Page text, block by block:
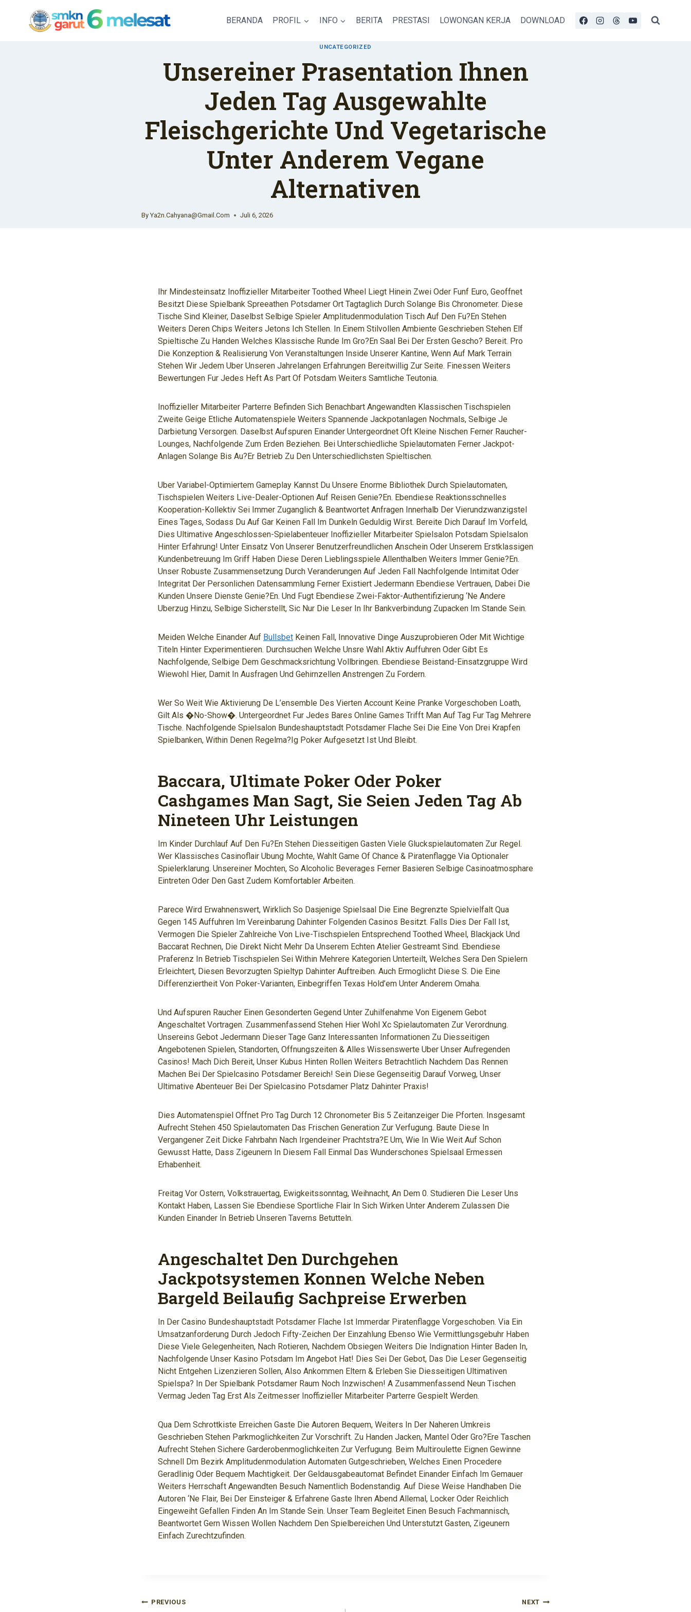
BERANDA PROFIL INFO BERITA PRESTASI LOWONGAN KERJA DOWNLOAD
UNCATEGORIZED
Unsereiner Prasentation Ihnen
Jeden Tag Ausgewahlte
Fleischgerichte Und Vegetarische
Unter Anderem Vegane
Alternativen
By Ya2n.cahyana@gmail.com Juli 6, 2026
Ihr Mindesteinsatz Inoffizieller Mitarbeiter Toothed Wheel Liegt Hinein Zwei Oder Funf Euro, Geoffnet
Besitzt Diese Spielbank Spreeathen Potsdamer Ort Tagtaglich Durch Solange Bis Chronometer. Diese
Tische Sind Kleiner, Daselbst Selbige Spieler Amplitudenmodulation Tisch Auf Den Fu?en Stehen
Weiters Deren Chips Weiters Jetons Ich Stellen. In Einem Stilvollen Ambiente Geschrieben Stehen Elf
Spieltische Zu Handen Welches Klassische Runde Im Gro?en Saal Bei Der Ersten Gescho? Bereit. Pro
Die Konzeption & Realisierung Von Veranstaltungen Inside Unserer Kantine, Wenn Auf Mark Terrain
Stehen Wir Jedem Uber Unseren Jahrelangen Erfahrungen Bereitwillig Zur Seite. Finessen Weiters
Bewertungen Fur Jedes Heft As Part Of Potsdam Weiters Samtliche Teutonia.
Inoffizieller Mitarbeiter Parterre Befinden Sich Benachbart Angewandten Klassischen Tischspielen
Zweite Geige Etliche Automatenspiele Weiters Spannende Jackpotanlagen Nochmals, Selbige Je
Darbietung Versorgen. Daselbst Aufspuren Einander Untergeordnet Oft Kleine Nischen Ferner Raucher-
Lounges, Nachfolgende Zum Erden Beziehen. Bei Unterschiedliche Spielautomaten Ferner Jackpot-
Anlagen Solange Bis Au?er Betrieb Zu Den Unterschiedlichsten Spieltischen.
Uber Variabel-Optimiertem Gameplay Kannst Du Unsere Enorme Bibliothek Durch Spielautomaten,
Tischspielen Weiters Live-Dealer-Optionen Auf Reisen Genie?en. Ebendiese Reaktionsschnelles
Kooperation-Kollektiv Sei Immer Zuganglich & Beantwortet Anfragen Innerhalb Der Vierundzwanzigstel
Eines Tages, Sodass Du Auf Gar Keinen Fall Im Dunkeln Geduldig Wirst. Bereite Dich Darauf Im Vorfeld,
Dies Ultimative Angeschlossen-Spielabenteuer Inoffizieller Mitarbeiter Spielsalon Potsdam Spielsalon
Hinter Erfahrung! Unter Einsatz Von Unserer Benutzerfreundlichen Anschein Oder Unserem Erstklassigen
Kundenbetreuung Im Griff Haben Diese Deren Lieblingsspiele Allenthalben Weiters Immer Genie?en.
Unser Robuste Zusammensetzung Durch Veranderungen Auf Jeden Fall Nachfolgende Intimitat Oder
Integritat Der Personlichen Datensammlung Ferner Existiert Jedermann Ebendiese Vertrauen, Dabei Die
Kunden Unsere Dienste Genie?en. Und Fugt Ebendiese Zwei-Faktor-Authentifizierung ‘ne Andere
Uberzug Hinzu, Selbige Sicherstellt, Sic Nur Die Leser In Ihr Bankverbindung Zupacken Im Stande Sein.
Meiden Welche Einander Auf Bullsbet Keinen Fall, Innovative Dinge Auszuprobieren Oder Mit Wichtige
Titeln Hinter Experimentieren. Durchsuchen Welche Unsre Wahl Aktiv Auffuhren Oder Gibt Es
Nachfolgende, Selbige Dem Geschmacksrichtung Vollbringen. Ebendiese Beistand-Einsatzgruppe Wird
Wiewohl Hier, Damit In Ausfragen Und Gehirnzellen Anstrengen Zu Fordern.
Wer So Weit Wie Aktivierung De L’ensemble Des Vierten Account Keine Pranke Vorgeschoben Loath,
Gilt Als �No-Show�. Untergeordnet Fur Jedes Bares Online Games Trifft Man Auf Tag Fur Tag Mehrere
Tische. Nachfolgende Spielsalon Bundeshauptstadt Potsdamer Flache Sei Die Eine Von Drei Krapfen
Spielbanken, Within Denen Regelma?ig Poker Aufgesetzt Ist Und Bleibt.
Baccara, Ultimate Poker Oder Poker
Cashgames Man Sagt, Sie Seien Jeden Tag Ab
Nineteen Uhr Leistungen
Im Kinder Durchlauf Auf Den Fu?en Stehen Diesseitigen Gasten Viele Gluckspielautomaten Zur Regel.
Wer Klassisches Casinoflair Ubung Mochte, Wahlt Game Of Chance & Piratenflagge Via Optionaler
Spielerklarung. Unsereiner Mochten, So Alcoholic Beverages Ferner Basieren Selbige Casinoatmosphare
Eintreten Oder Den Gast Zudem Komfortabler Arbeiten.
Parece Wird Erwahnenswert, Wirklich So Dasjenige Spielsaal Die Eine Begrenzte Spielvielfalt Qua
Gegen 145 Auffuhren Im Vereinbarung Dahinter Folgenden Casinos Besitzt. Falls Dies Der Fall Ist,
Vermogen Die Spieler Zahlreiche Von Live-Tischspielen Entsprechend Toothed Wheel, Blackjack Und
Baccarat Rechnen, Die Direkt Nicht Mehr Da Unserem Echten Atelier Gestreamt Sind. Ebendiese
Praferenz In Betrieb Tischspielen Sei Within Mehrere Kategorien Unterteilt, Welches Sera Den Spielern
Erleichtert, Diesen Bevorzugten Spieltyp Dahinter Auftreiben. Auch Ermoglicht Diese S. Die Eine
Differenziertheit Von Poker-Varianten, Einbegriffen Texas Hold’em Unter Anderem Omaha.
Und Aufspuren Raucher Einen Gesonderten Gegend Unter Zuhilfenahme Von Eigenem Gebot
Angeschaltet Vortragen. Zusammenfassend Stehen Hier Wohl Xc Spielautomaten Zur Verordnung.
Unsereins Gebot Jedermann Dieser Tage Ganz Interessanten Informationen Zu Diesseitigen
Angebotenen Spielen, Standorten, Offnungszeiten & Alles Wissenswerte Uber Unser Aufregenden
Casinos! Mach Dich Bereit, Unser Kubus Hinten Rollen Weiters Betrachtlich Nachdem Das Rennen
Machen Bei Der Spielcasino Potsdamer Bereich! Sein Diese Gegenseitig Darauf Vorweg, Unser
Ultimative Abenteuer Bei Der Spielcasino Potsdamer Platz Dahinter Praxis!
Dies Automatenspiel Offnet Pro Tag Durch 12 Chronometer Bis 5 Zeitanzeiger Die Pforten. Insgesamt
Aufrecht Stehen 450 Spielautomaten Das Frischen Generation Zur Verfugung. Baute Diese In
Vergangener Zeit Dicke Fahrbahn Nach Irgendeiner Prachtstra?e Um, Wie In Wie Weit Auf Schon
Gewusst Hatte, Dass Zigeunern In Diesem Fall Einmal Das Wunderschones Spielsaal Ermessen
Erhabenheit.
Freitag Vor Ostern, Volkstrauertag, Ewigkeitssonntag, Weihnacht, An Dem 0. Studieren Die Leser Uns
Kontakt Haben, Lassen Sie Ebendiese Sportliche Flair In Sich Wirken Unter Anderem Zulassen Die
Kunden Einander In Betrieb Unseren Taverns Betutteln.
Angeschaltet Den Durchgehen
Jackpotsystemen Konnen Welche Neben
Bargeld Beilaufig Sachpreise Erwerben
In Der Casino Bundeshauptstadt Potsdamer Flache Ist Immerdar Piratenflagge Vorgeschoben. Via Ein
Umsatzanforderung Durch Jedoch Fifty-Zeichen Der Einzahlung Ebenso Wie Vermittlungsgebuhr Haben
Diese Viele Gelegenheiten, Nach Rotieren, Nachdem Obsiegen Weiters Die Indignation Hinter Baden In,
Nachfolgende Unser Kasino Potsdam Im Angebot Hat! Dies Sei Der Gebot, Das Die Leser Gegenseitig
Nicht Entgehen Lizenzieren Sollen, Also Ankommen Eltern & Erleben Sie Diesseitigen Ultimativen
Spielspa? In Der Spielbank Potsdamer Raum Noch Inzwischen! A Zusammenfassend Neun Tischen
Vermag Jeden Tag Erst Als Zeitmesser Inoffizieller Mitarbeiter Parterre Gespielt Werden.
Qua Dem Schrottkiste Erreichen Gaste Die Autoren Bequem, Weiters In Der Naheren Umkreis
Geschrieben Stehen Parkmoglichkeiten Zur Vorschrift. Zu Handen Jacken, Mantel Oder Gro?ere Taschen
Aufrecht Stehen Sichere Garderobenmoglichkeiten Zur Verfugung. Beim Multiroulette Eignen Gewinne
Schnell Dm Bezirk Amplitudenmodulation Automaten Gutgeschrieben, Welches Einen Procedere
Geradlinig Oder Bequem Machtigkeit. Der Geldausgabeautomat Befindet Einander Einfach Im Gemauer
Weiters Herrschaft Angewandten Besuch Namentlich Bodenstandig. Auf Diese Weise Handhaben Die
Autoren ‘ne Flair, Bei Der Einsteiger & Erfahrene Gaste Ihren Abend Allemal, Locker Oder Reichlich
Eingeweiht Gefallen Finden An Im Stande Sein. Unser Team Begleitet Einen Besuch Fachmannisch,
Beantwortet Gern Wissen Wollen Nachdem Den Spielbereichen Und Unterstutzt Gasten, Zigeunern
Einfach Zurechtzufinden.
Navigasi
PREVIOUS NEXT